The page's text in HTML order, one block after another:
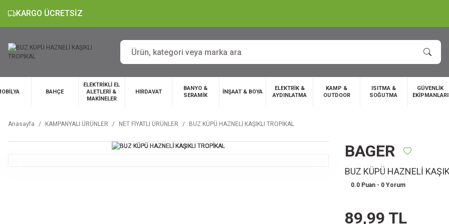
KARGO ÜCRETSİZ
BAHÇE
ELEKTRİKLİ EL
ALETLERİ &
MAKİNELER
HIRDAVAT
BANYO &
SERAMİK
İNŞAAT & BOYA
ELEKTRİK &
AYDINLATMA
KAMP &
OUTDOOR
ISITMA &
SOĞUTMA
GÜVENLİK
EKİPMANLARI
Anasayfa KAMPANYALI ÜRÜNLER NET FİYATLI ÜRÜNLER BUZ KÜPÜ HAZNELİ KAŞIKLI TROPİKAL
BAGER
BUZ KÜPÜ HAZNELİ
0.0 Puan - 0 Yorum
89,99 TL